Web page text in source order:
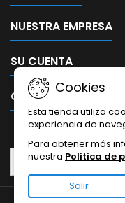
NUESTRA EMPRESA
SU CUENTA
CONTACTO
Cookies
Esta tienda utiliza
experiencia de
Para obtener más
nuestra Política de
Salir
© Copyright 2026